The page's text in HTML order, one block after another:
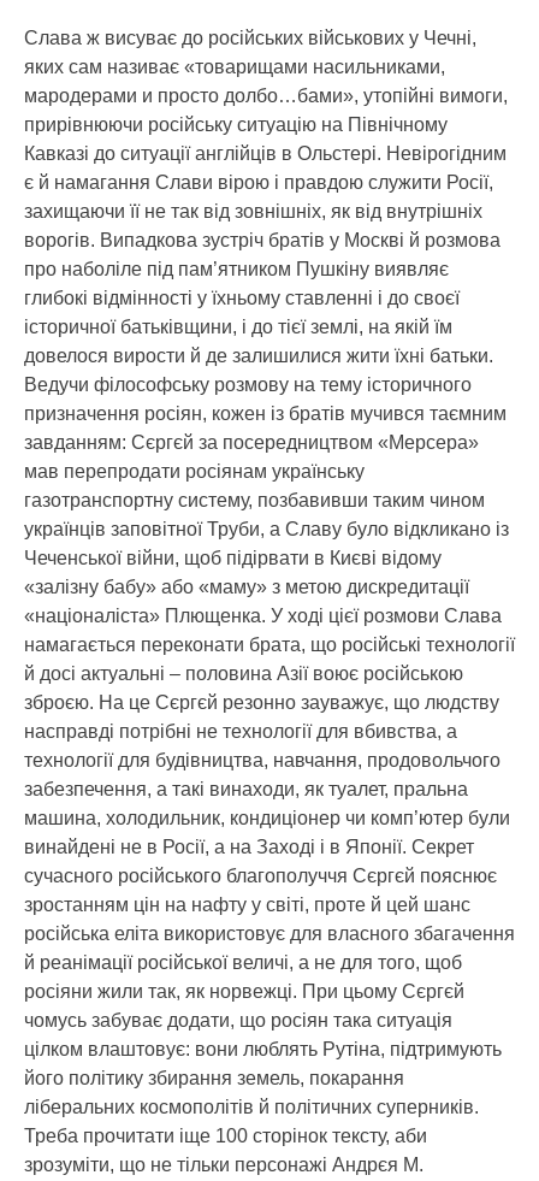
Слава ж висуває до російських військових у Чечні,
яких сам називає «товарищами насильниками,
мародерами и просто долбо…бами», утопійні вимоги,
прирівнюючи російську ситуацію на Північному
Кавказі до ситуації англійців в Ольстері. Невірогідним
є й намагання Слави вірою і правдою служити Росії,
захищаючи її не так від зовнішніх, як від внутрішніх
ворогів. Випадкова зустріч братів у Москві й розмова
про наболіле під пам’ятником Пушкіну виявляє
глибокі відмінності у їхньому ставленні і до своєї
історичної батьківщини, і до тієї землі, на якій їм
довелося вирости й де залишилися жити їхні батьки.
Ведучи філософську розмову на тему історичного
призначення росіян, кожен із братів мучився таємним
завданням: Сєргєй за посередництвом «Мерсера»
мав перепродати росіянам українську
газотранспортну систему, позбавивши таким чином
українців заповітної Труби, а Славу було відкликано із
Чеченської війни, щоб підірвати в Києві відому
«залізну бабу» або «маму» з метою дискредитації
«націоналіста» Плющенка. У ході цієї розмови Слава
намагається переконати брата, що російські технології
й досі актуальні – половина Азії воює російською
зброєю. На це Сєргєй резонно зауважує, що людству
насправді потрібні не технології для вбивства, а
технології для будівництва, навчання, продовольчого
забезпечення, а такі винаходи, як туалет, пральна
машина, холодильник, кондиціонер чи комп’ютер були
винайдені не в Росії, а на Заході і в Японії. Секрет
сучасного російського благополуччя Сєргєй пояснює
зростанням цін на нафту у світі, проте й цей шанс
російська еліта використовує для власного збагачення
й реанімації російської величі, а не для того, щоб
росіяни жили так, як норвежці. При цьому Сєргєй
чомусь забуває додати, що росіян така ситуація
цілком влаштовує: вони люблять Рутіна, підтримують
його політику збирання земель, покарання
ліберальних космополітів й політичних суперників.
Треба прочитати іще 100 сторінок тексту, аби
зрозуміти, що не тільки персонажі Андрєя М.